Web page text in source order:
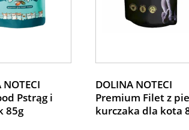
Pstrąg i
85g
DOLINA NOTECI
Premium Filet z
kurczaka dla kota